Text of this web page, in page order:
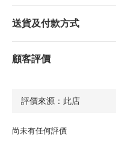
送貨及付款方式
顧客評價
尚未有任何評價